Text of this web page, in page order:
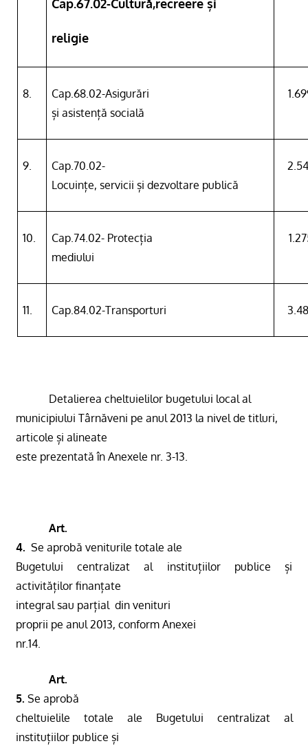
Cap.67.02-Cultură,recreere și
religie
8.
Cap.68.02-Asigurări
și asistență socială
9.
Cap.70.02-
Locuințe, servicii și dezvoltare publică
10.
Cap.74.02- Protecția
mediului
11. Cap.84.02-Transporturi
Detalierea cheltuielilor bugetului local al
municipiului Târnăveni pe anul 2013 la nivel de titluri,
articole și alineate
este prezentată în Anexele nr. 3-13.
Art.
4. Se aprobă veniturile totale ale
Bugetului centralizat al instituțiilor publice și
activităților finanțate
integral sau parțial din venituri
proprii pe anul 2013, conform Anexei
nr.14.
Art.
5. Se aprobă
cheltuielile
totale ale Bugetului centralizat al
instituțiilor publice și